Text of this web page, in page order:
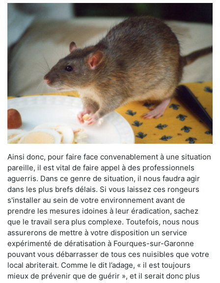
Ainsi donc, pour faire face convenablement à une situation
pareille, il est vital de faire appel à des professionnels
aguerris. Dans ce genre de situation, il nous faudra agir
dans les plus brefs délais. Si vous laissez ces rongeurs
s'installer au sein de votre environnement avant de
prendre les mesures idoines à leur éradication, sachez
que le travail sera plus complexe. Toutefois, nous nous
assurerons de mettre à votre disposition un service
expérimenté de dératisation à Fourques-sur-Garonne
pouvant vous débarrasser de tous ces nuisibles que votre
local abriterait. Comme le dit l’adage, « il est toujours
mieux de prévenir que de guérir », et il serait donc plus